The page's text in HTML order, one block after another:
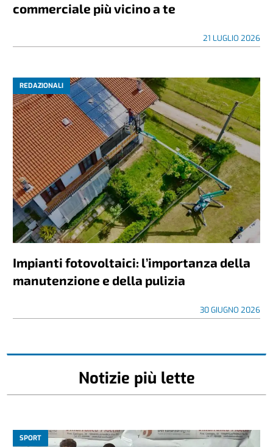
commerciale più vicino a te
21 LUGLIO 2026
REDAZIONALI
Impianti fotovoltaici: l’importanza della
manutenzione e della pulizia
30 GIUGNO 2026
Notizie più lette
SPORT